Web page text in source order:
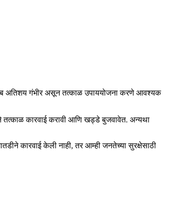
अतिशय गंभीर असून तत्काळ उपाययोजना करणे आवश्यक
तत्काळ कारवाई करावी आणि खड्डे बुजवावेत. अन्यथा
कारवाई केली नाही, तर आम्ही जनतेच्या सुरक्षेसाठी